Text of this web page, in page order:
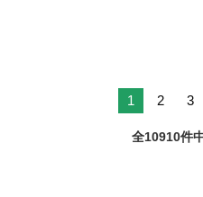
1 2 3
全10910件